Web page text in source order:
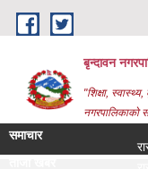
Skip to main content
बृन्दावन
"शिक्षा,
नगरपालिकाको
समाचार